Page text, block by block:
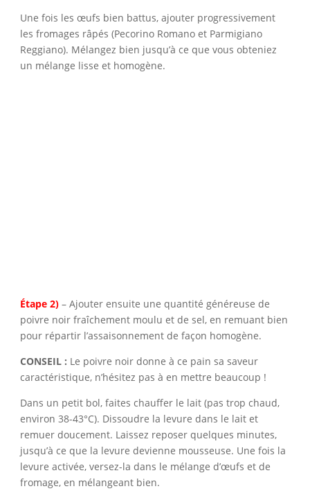
Une fois les œufs bien battus, ajouter progressivement
les fromages râpés (Pecorino Romano et Parmigiano
Reggiano). Mélangez bien jusqu’à ce que vous obteniez
un mélange lisse et homogène.
Étape 2)– Ajouter ensuite une quantité généreuse de
poivre noir fraîchement moulu et de sel, en remuant bien
pour répartir l’assaisonnement de façon homogène.
CONSEIL : Le poivre noir donne à ce pain sa saveur
caractéristique, n’hésitez pas à en mettre beaucoup !
Dans un petit bol, faites chauffer le lait (pas trop chaud,
environ 38-43°C). Dissoudre la levure dans le lait et
remuer doucement. Laissez reposer quelques minutes,
jusqu’à ce que la levure devienne mousseuse. Une fois la
levure activée, versez-la dans le mélange d’œufs et de
fromage, en mélangeant bien.